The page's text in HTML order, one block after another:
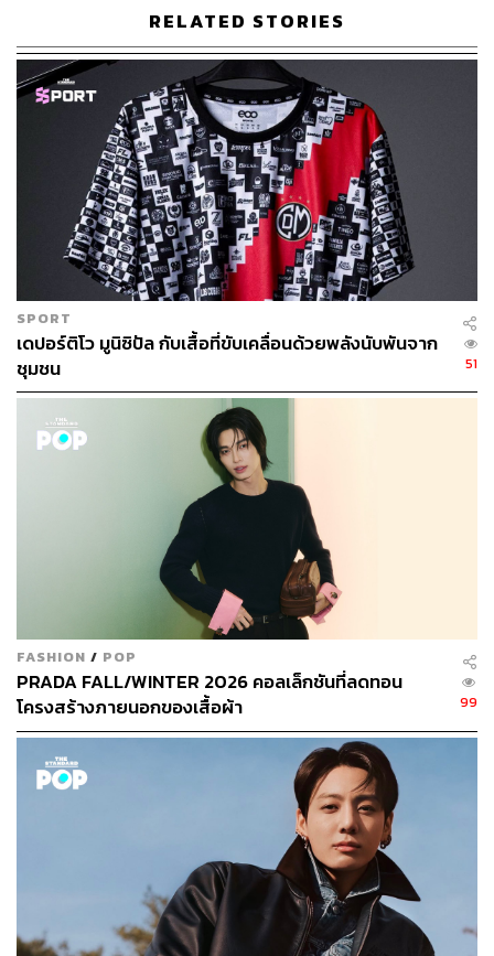
435
ABOUT THE AUTHOR
พีรดนย์ ภาคีเนตร
นักศึกษาฝึกงาน กองบรรณาธิการข่าวไทย
ABOUT THE AUTHOR
คนิสรา สุวรรณฉัตร
นักศึกษาฝึกงาน กองบรรณาธิการข่าวไทย
RELATED STORIES
SPORT
เดปอร์ติโว มูนิซิปัล กับเสื้อที่ขับเคลื่อนด้วยพลังนับพันจาก
ชุมชน
51
FASHION / POP
PRADA FALL/WINTER 2026 คอลเล็กชันที่ลดทอน
โครงสร้างภายนอกของเสื้อผ้า
99